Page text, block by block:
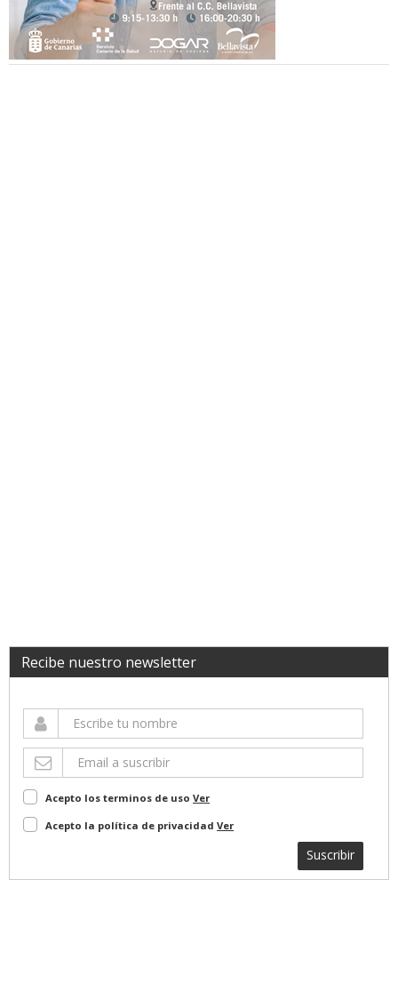
Recibe nuestro newsletter
Acepto los terminos de uso Ver
Acepto la política de privacidad Ver
Suscribir